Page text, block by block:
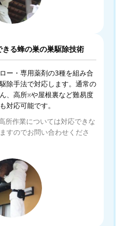
きる蜂の巣の巣駆除技術
ー・専用薬剤の3種を組み合
除手法で対応します。通常の
、高所※や屋根裏など難易度
対応可能です。
所作業については対応できな
すのでお問い合わせくださ